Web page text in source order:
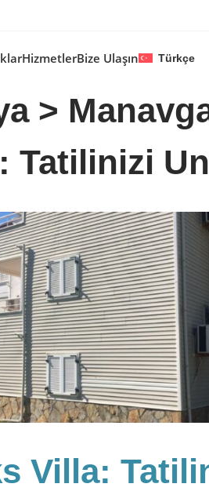
HizmetlerBize Ulaşın Türkçe
>
Villa: